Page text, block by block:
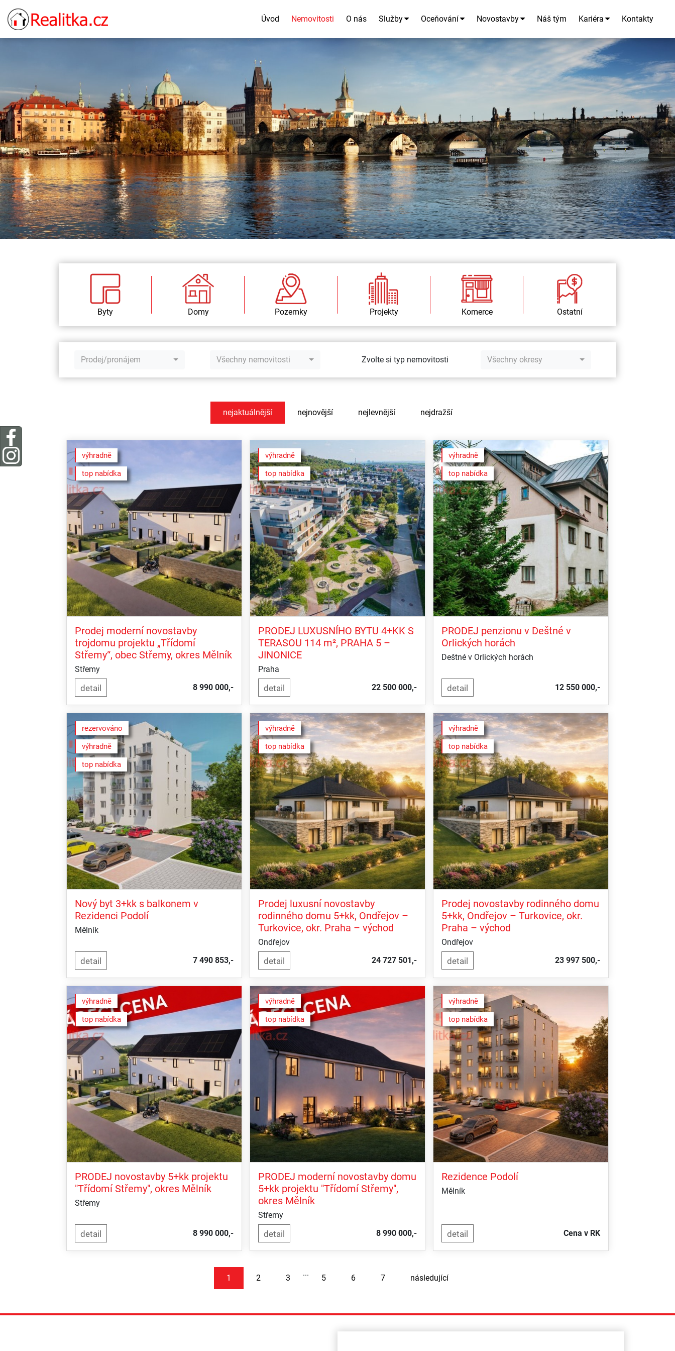
Úvod Nemovitosti O nás Služby Oceňování Novostavby Náš tým Kariéra Kontakty
Byty Domy Pozemky Projekty Komerce Ostatní
Prodej/pronájem Všechny nemovitosti Zvolte si typ nemovitosti Všechny okresy
nejaktuálnější nejnovější nejlevnější nejdražší
výhradně
top nabídka
Prodej moderní novostavby
trojdomu projektu „Třídomí
Střemy“, obec Střemy, okres Mělník
Střemy
8 990 000,-
výhradně
top nabídka
PRODEJ LUXUSNÍHO BYTU 4+KK S
TERASOU 114 m², PRAHA 5 –
JINONICE
Praha
22 500 000,-
výhradně
top nabídka
PRODEJ penzionu v Deštné v
Orlických horách
Deštné v Orlických horách
12 550 000,-
rezervováno
výhradně
top nabídka
Nový byt 3+kk s balkonem v
Rezidenci Podolí
Mělník
7 490 853,-
výhradně
top nabídka
Prodej luxusní novostavby
rodinného domu 5+kk, Ondřejov –
Turkovice, okr. Praha – východ
Ondřejov
24 727 501,-
výhradně
top nabídka
Prodej novostavby rodinného domu
5+kk, Ondřejov – Turkovice, okr.
Praha – východ
Ondřejov
23 997 500,-
výhradně
top nabídka
PRODEJ novostavby 5+kk projektu
"Třídomí Střemy", okres Mělník
Střemy
8 990 000,-
výhradně
top nabídka
PRODEJ moderní novostavby domu
5+kk projektu "Třídomí Střemy",
okres Mělník
Střemy
8 990 000,-
výhradně
top nabídka
Rezidence Podolí
Mělník
Cena v RK
1 2 3
...
5 6 7 následující